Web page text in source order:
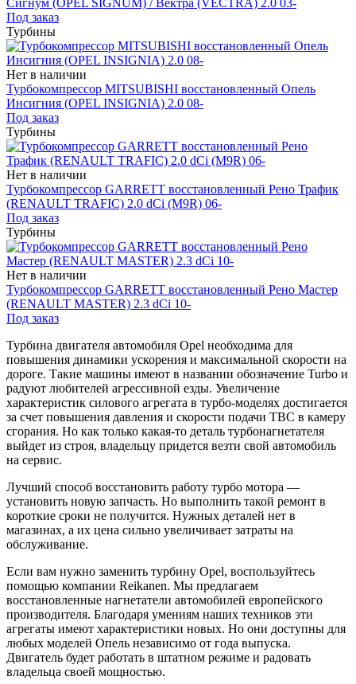
Под заказ
Турбины
Нет в наличии
Турбокомпрессор MITSUBISHI восстановленный Опель
Инсигния (OPEL INSIGNIA) 2.0 08-
Под заказ
Турбины
Нет в наличии
Турбокомпрессор GARRETT восстановленный Рено Трафик
(RENAULT TRAFIC) 2.0 dCi (M9R) 06-
Под заказ
Турбины
Нет в наличии
Турбокомпрессор GARRETT восстановленный Рено Мастер
(RENAULT MASTER) 2.3 dCi 10-
Под заказ
Турбина двигателя автомобиля Opel необходима для
повышения динамики ускорения и максимальной скорости на
дороге. Такие машины имеют в названии обозначение Turbo и
радуют любителей агрессивной езды. Увеличение
характеристик силового агрегата в турбо-моделях достигается
за счет повышения давления и скорости подачи ТВС в камеру
сгорания. Но как только какая-то деталь турбонагнетателя
выйдет из строя, владельцу придется везти свой автомобиль
на сервис.
Лучший способ восстановить работу турбо мотора —
установить новую запчасть. Но выполнить такой ремонт в
короткие сроки не получится. Нужных деталей нет в
магазинах, а их цена сильно увеличивает затраты на
обслуживание.
Если вам нужно заменить турбину Opel, воспользуйтесь
помощью компании Reikanen. Мы предлагаем
восстановленные нагнетатели автомобилей европейского
производителя. Благодаря умениям наших техников эти
агрегаты имеют характеристики новых. Но они доступны для
любых моделей Опель независимо от года выпуска.
Двигатель будет работать в штатном режиме и радовать
владельца своей мощностью.